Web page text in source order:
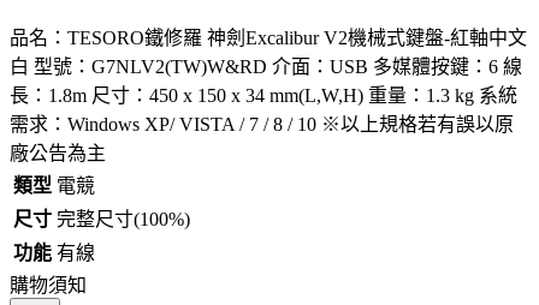
品名：TESORO鐵修羅 神劍Excalibur V2機械式鍵盤-紅軸中文
白 型號：G7NLV2(TW)W&RD 介面：USB 多媒體按鍵：6 線
長：1.8m 尺寸：450 x 150 x 34 mm(L,W,H) 重量：1.3 kg 系統
需求：Windows XP/ VISTA / 7 / 8 / 10 ※以上規格若有誤以原
廠公告為主
類型 電競
尺寸 完整尺寸(100%)
功能 有線
購物須知